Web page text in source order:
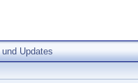
Updates